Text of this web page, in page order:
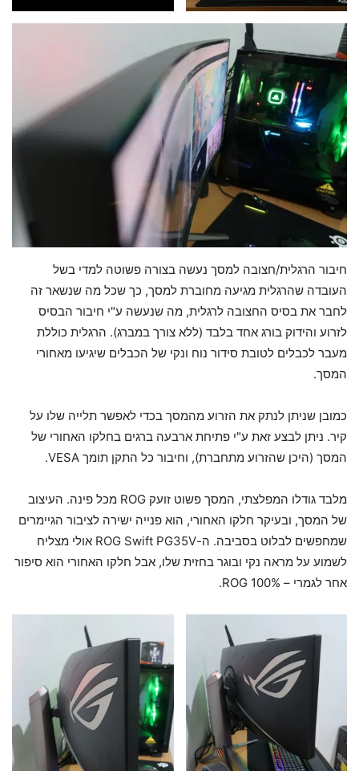
חיבור הרגלית/חצובה למסך נעשה בצורה פשוטה למדי בשל
העובדה שהרגלית מגיעה מחוברת למסך, כך שכל מה שנשאר זה
לחבר את בסיס החצובה לרגלית, מה שנעשה ע"י חיבור הבסיס
לזרוע והידוק בורג אחד בלבד (ללא צורך במברג). הרגלית כוללת
מעבר לכבלים לטובת סידור נוח ונקי של הכבלים שיגיעו מאחורי
המסך.
כמובן שניתן לנתק את הזרוע מהמסך בכדי לאפשר תלייה שלו על
קיר. ניתן לבצע זאת ע"י פתיחת ארבעה ברגים בחלקו האחורי של
המסך (היכן שהזרוע מתחברת), וחיבור כל התקן תומך VESA.
מלבד גודלו המפלצתי, המסך פשוט זועק ROG מכל פינה. העיצוב
של המסך, ובעיקר חלקו האחורי, הוא פנייה ישירה לציבור הגיימרים
שמחפשים לבלוט בסביבה. ה-ROG Swift PG35V אולי מצליח
לשמוע על מראה נקי ובוגר בחזית שלו, אבל חלקו האחורי הוא סיפור
אחר לגמרי – 100% ROG.